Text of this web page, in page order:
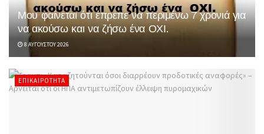
Μου φαίνεται ότι έπρεπε να περιμένω 7 χρονιά για
να ακούσω και να ζήσω ένα ΟΧΙ.
8 ΑΥΓΟΎΣΤΟΥ 2026
ΕΠΙΚΑΙΡΌΤΗΤΑ